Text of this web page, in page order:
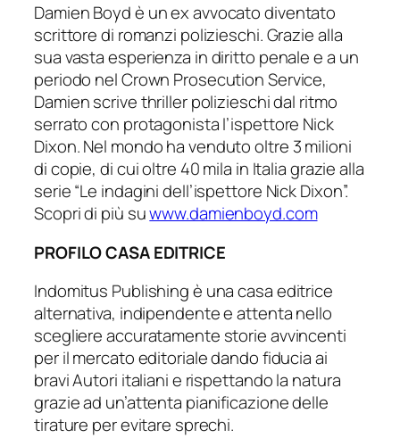
Damien Boyd è un ex avvocato diventato
scrittore di romanzi polizieschi. Grazie alla
sua vasta esperienza in diritto penale e a un
periodo nel Crown Prosecution Service,
Damien scrive thriller polizieschi dal ritmo
serrato con protagonista l’ispettore Nick
Dixon. Nel mondo ha venduto oltre 3 milioni
di copie, di cui oltre 40 mila in Italia grazie alla
serie “Le indagini dell’ispettore Nick Dixon”.
Scopri di più suwww.damienboyd.com
PROFILO CASA EDITRICE
Indomitus Publishing è una casa editrice
alternativa, indipendente e attenta nello
scegliere accuratamente storie avvincenti
per il mercato editoriale dando fiducia ai
bravi Autori italiani e rispettando la natura
grazie ad un’attenta pianificazione delle
tirature per evitare sprechi.